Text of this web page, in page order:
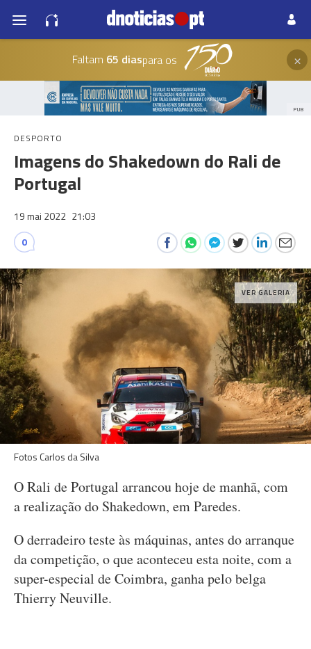
Faltam 65 diaspara os ×
PUB
DESPORTO
Imagens do Shakedown do Rali de
Portugal
19 mai 2022 21:03
0
VER GALERIA
Fotos Carlos da Silva
O Rali de Portugal arrancou hoje de manhã, com
a realização do Shakedown, em Paredes.
O derradeiro teste às máquinas, antes do arranque
da competição, o que aconteceu esta noite, com a
super-especial de Coimbra, ganha pelo belga
Thierry Neuville.